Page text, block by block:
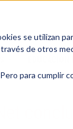
se utilizan
de otros
para cumplir